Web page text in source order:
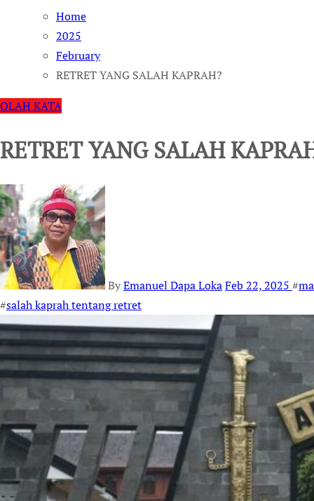
Home
2025
February
RETRET YANG SALAH KAPRAH?
OLAH KATA
RETRET YANG SALAH
ByEmanuel Dapa LokaFeb 22, 2025 #
#salah kaprah tentang retret